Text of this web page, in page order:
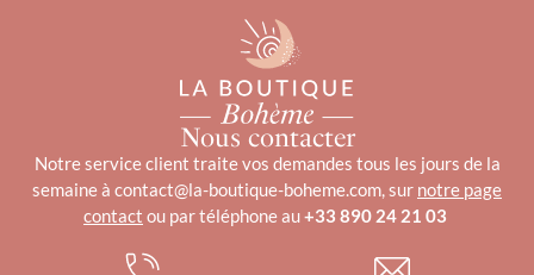
Nous contacter
Notre service client traite vos demandes tous les jours de la
semaine à contact@la-boutique-boheme.com, sur notre page
contact ou par téléphone au+33 890 24 21 03